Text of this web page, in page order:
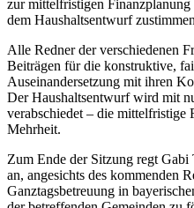
zur mittelfristigen
dem Haushaltsentwurf
Alle Redner der verschiedenen
Beiträgen für die konstruktive,
Auseinandersetzung mit ihren
Der Haushaltsentwurf wird mit
verabschiedet – die mittelfristige
Mehrheit.
Zum Ende der Sitzung regt
an, angesichts des kommenden
Ganztagsbetreuung in